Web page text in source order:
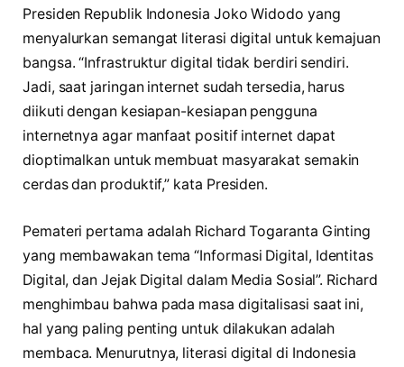
Presiden Republik Indonesia Joko Widodo yang
menyalurkan semangat literasi digital untuk kemajuan
bangsa. “Infrastruktur digital tidak berdiri sendiri.
Jadi, saat jaringan internet sudah tersedia, harus
diikuti dengan kesiapan-kesiapan pengguna
internetnya agar manfaat positif internet dapat
dioptimalkan untuk membuat masyarakat semakin
cerdas dan produktif,” kata Presiden.
Pemateri pertama adalah Richard Togaranta Ginting
yang membawakan tema “Informasi Digital, Identitas
Digital, dan Jejak Digital dalam Media Sosial”. Richard
menghimbau bahwa pada masa digitalisasi saat ini,
hal yang paling penting untuk dilakukan adalah
membaca. Menurutnya, literasi digital di Indonesia